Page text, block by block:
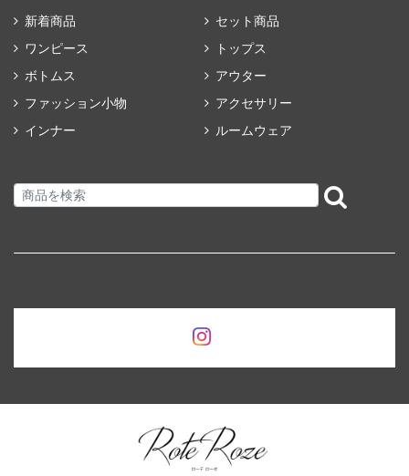
新着商品
セット商品
ワンピース
トップス
ボトムス
アウター
ファッション小物
アクセサリー
インナー
ルームウェア